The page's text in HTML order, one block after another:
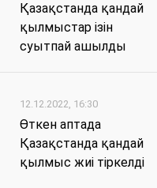
Қазақстанда қандай
қылмыстар ізін
суытпай ашылды
12.12.2022, 16:30
Өткен аптада
Қазақстанда қандай
қылмыс жиі тіркелді